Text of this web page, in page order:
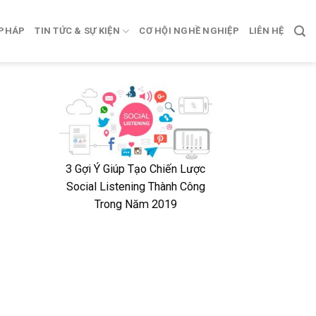
TIN TỨC & SỰ KIỆN CƠ HỘI NGHỀ NGHIỆP LIÊN HỆ
3 Gợi Ý Giúp Tạo Chiến Lược
Social Listening Thành Công
Trong Năm 2019